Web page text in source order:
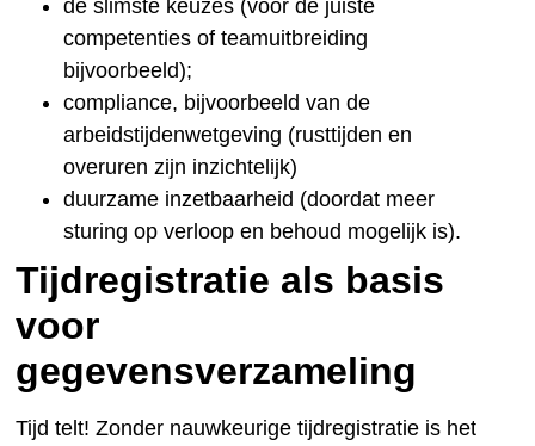
de slimste keuzes (voor de juiste
competenties of teamuitbreiding
bijvoorbeeld);
compliance, bijvoorbeeld van de
arbeidstijdenwetgeving (rusttijden en
overuren zijn inzichtelijk)
duurzame inzetbaarheid (doordat meer
sturing op verloop en behoud mogelijk is).
Tijdregistratie als basis
voor
gegevensverzameling
Tijd telt! Zonder nauwkeurige tijdregistratie is het